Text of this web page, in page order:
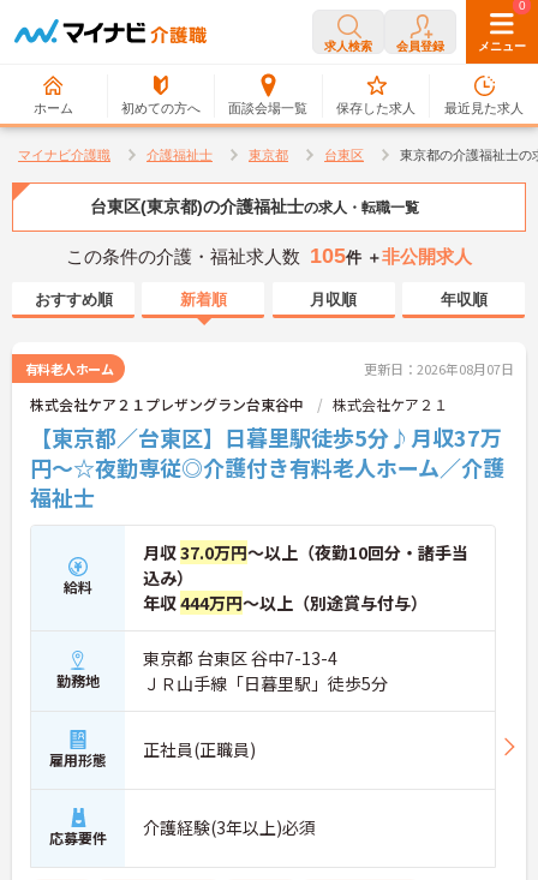
求人検索 会員登録 メニュー
ホーム 初めての方へ 面談会場一覧
0
保存した求人
0
最近見た求人
マイナビ介護職 介護福祉士 東京都 台東区 東京都の介護福祉士の
台東区(東京都)の介護福祉士の求人・転職一覧
この条件の介護・福祉求人数 105件 ＋非公開求人
おすすめ順 新着順 月収順 年収順
有料老人ホーム 更新日：2026年08月07日
株式会社ケア２１プレザングラン台東谷中 株式会社ケア２１
【東京都／台東区】日暮里駅徒歩5分♪月収37万
円～☆夜勤専従◎介護付き有料老人ホーム／介護
福祉士
給料
月収37.0万円～以上（夜勤10回分・諸手当
込み）
年収444万円～以上（別途賞与付与）
勤務地
東京都 台東区 谷中7-13-4
ＪＲ山手線「日暮里駅」徒歩5分
雇用形態 正社員(正職員)
応募要件 介護経験(3年以上)必須